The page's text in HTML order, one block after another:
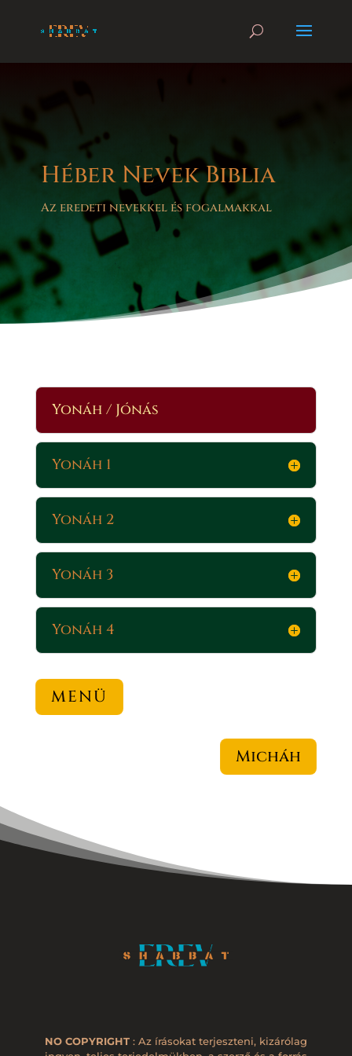
Héber Nevek Biblia
Az eredeti nevekkel és fogalmakkal
Yonáh / Jónás
Yonáh 1
Yonáh 2
Yonáh 3
Yonáh 4
MENÜ
Micháh
NO COPYRIGHT: Az írásokat terjeszteni, kizárólag